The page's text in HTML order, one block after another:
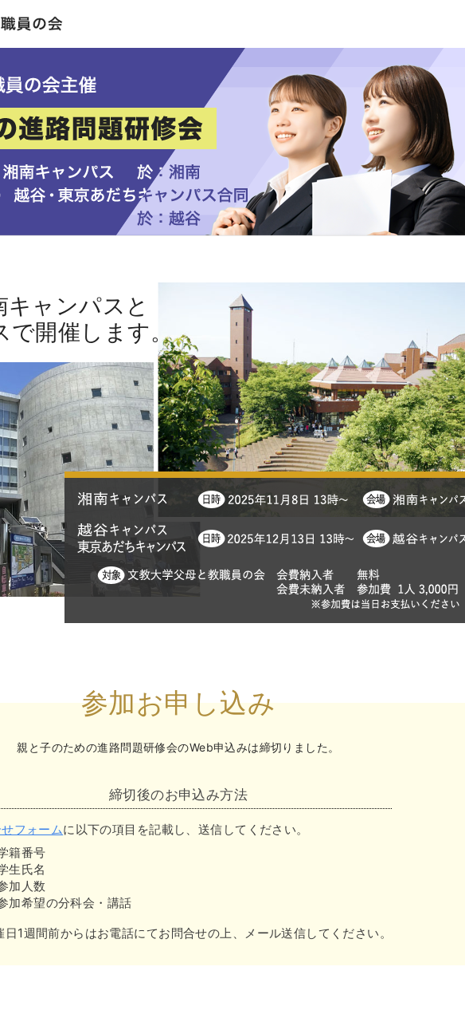
ャンパスと
で開催します。
参加お申し込み
親と子のための進路問題研修会のWeb申込みは締切りました。
締切後のお申込み方法
フォームに以下の項目を記載し、送信してください。
籍番号
生氏名
加人数
加希望の分科会・講話
日1週間前からはお電話にてお問合せの上、メール送信してください。